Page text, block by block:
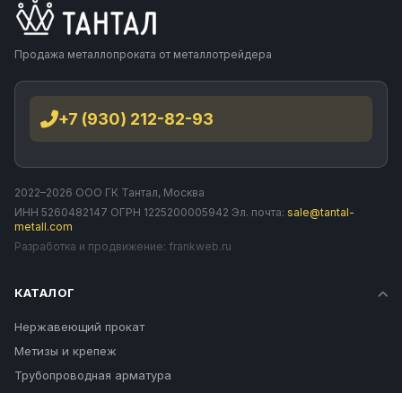
Продажа металлопроката от металлотрейдера
+7 (930) 212-82-93
2022–2026 ООО ГК Тантал, Москва
ИНН 5260482147 ОГРН 1225200005942 Эл. почта: sale@tantal-
metall.com
Разработка и продвижение: frankweb.ru
КАТАЛОГ
Нержавеющий прокат
Метизы и крепеж
Трубопроводная арматура